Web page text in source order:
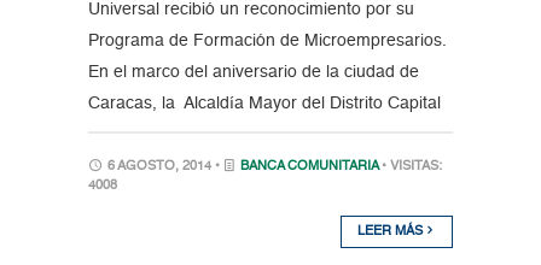
Universal recibió un reconocimiento por su
Programa de Formación de Microempresarios.
En el marco del aniversario de la ciudad de
Caracas, la Alcaldía Mayor del Distrito Capital
6 AGOSTO, 2014 • BANCA COMUNITARIA • VISITAS:
4008
LEER MÁS